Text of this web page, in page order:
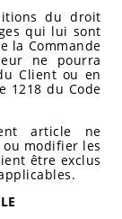
du droit
qui lui sont
la Commande
ne pourra
Client ou en
1218 du Code
article ne
modifier les
être exclus